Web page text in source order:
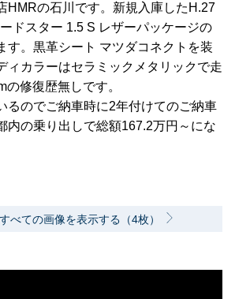
HMRの石川です。新規入庫したH.27
ドスター 1.5 S レザーパッケージの
す。黒革シート マツダコネクトを装
ィカラーはセラミックメタリックで走
修復歴無しです。
るのでご納車時に2年付けてのご納車
内の乗り出しで総額167.2万円～にな
べての画像を表示する（4枚）